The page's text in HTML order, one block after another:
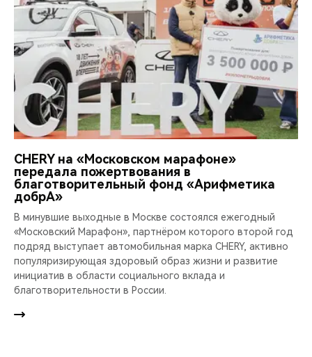
CHERY на «Московском марафоне»
передала пожертвования в
благотворительный фонд «Арифметика
добрА»
В минувшие выходные в Москве состоялся ежегодный
«Московский Марафон», партнёром которого второй год
подряд выступает автомобильная марка CHERY, активно
популяризирующая здоровый образ жизни и развитие
инициатив в области социального вклада и
благотворительности в России.